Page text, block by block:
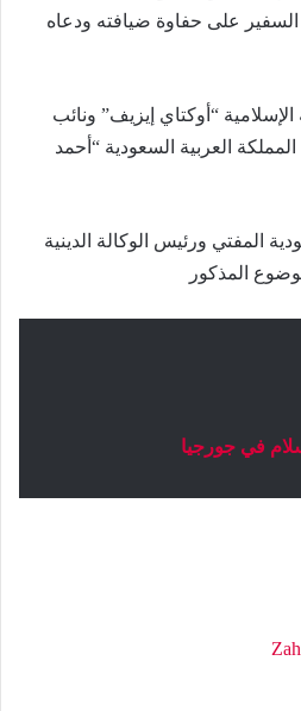
على حفاوة ضيافته ودعاه
“أوكتاي إيزيف” ونائب
العربية السعودية “أحمد
المفتي ورئيس الوكالة الدينية
المذكور
في جورجيا